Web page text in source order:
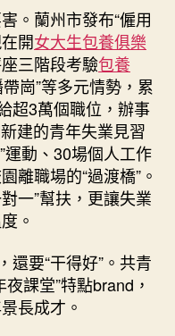
。蘭州市發布“僱用
開女大生包養俱樂
三階段考驗包養
崗”等多元情勢，累
超3萬個職位，辦事
新建的青年失業見習
運動、30場個人工作
離職場的“過渡橋”。
一”幫扶，更讓失業
。
還要“干得好”。共青
課堂”特點brand，
長成才。